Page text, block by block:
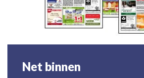
Net binnen